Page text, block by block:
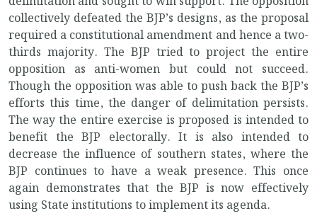
collectively defeated the BJP’s designs, as the proposal
required a constitutional amendment and hence a two-
thirds majority. The BJP tried to project the entire
opposition as anti-women but could not succeed.
Though the opposition was able to push back the BJP’s
efforts this time, the danger of delimitation persists.
The way the entire exercise is proposed is intended to
benefit the BJP electorally. It is also intended to
decrease the influence of southern states, where the
BJP continues to have a weak presence. This once
again demonstrates that the BJP is now effectively
using State institutions to implement its agenda.